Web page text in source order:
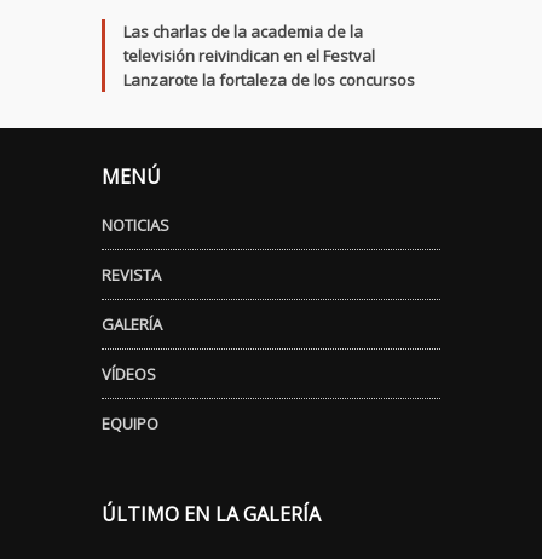
Las charlas de la academia de la
televisión reivindican en el Festval
Lanzarote la fortaleza de los concursos
MENÚ
NOTICIAS
REVISTA
GALERÍA
VÍDEOS
EQUIPO
ÚLTIMO EN LA GALERÍA